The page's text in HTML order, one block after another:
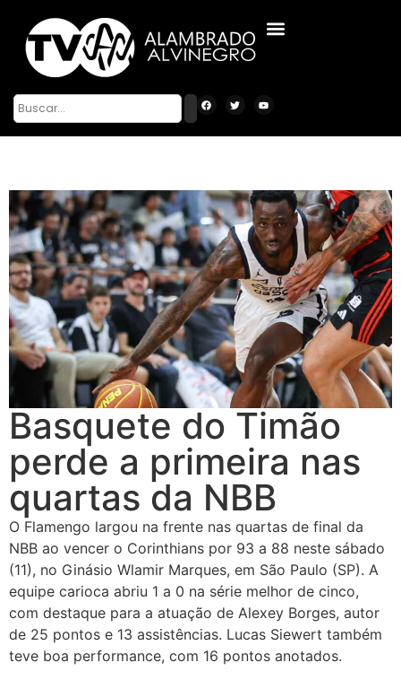
Basquete do Timão
perde a primeira nas
quartas da NBB
O Flamengo largou na frente nas quartas de final da
NBB ao vencer o Corinthians por 93 a 88 neste sábado
(11), no Ginásio Wlamir Marques, em São Paulo (SP). A
equipe carioca abriu 1 a 0 na série melhor de cinco,
com destaque para a atuação de Alexey Borges, autor
de 25 pontos e 13 assistências. Lucas Siewert também
teve boa performance, com 16 pontos anotados.